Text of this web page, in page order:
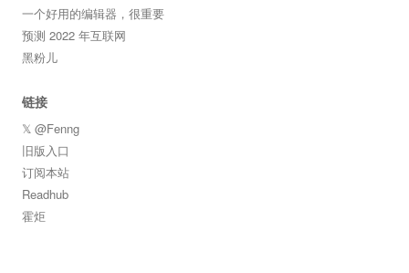
一个好用的编辑器，很重要
预测 2022 年互联网
黑粉儿
链接
𝕏 @Fenng
旧版入口
订阅本站
Readhub
霍炬